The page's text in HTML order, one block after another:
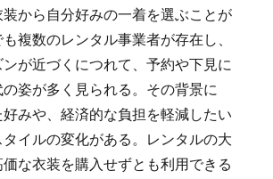
から自分好みの一着を選ぶことが
複数のレンタル事業者が存在し、
が近づくにつれて、予約や下見に
姿が多く見られる。その背景に
みや、経済的な負担を軽減したい
イルの変化がある。レンタルの大
な衣装を購入せずとも利用できる